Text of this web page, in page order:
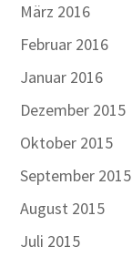
März 2016
Februar 2016
Januar 2016
Dezember 2015
Oktober 2015
September 2015
August 2015
Juli 2015